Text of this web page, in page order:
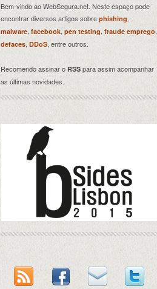
Bem-vindo ao WebSegura.net. Neste espaço pode
encontrar diversos artigos sobre phishing,
malware, facebook, pen testing, fraude emprego,
defaces DDoS, entre outros.
Recomendo assinar o RSS para assim acompanhar
as últimas novidades.